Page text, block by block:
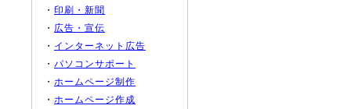
・ 印刷・新聞
・ 広告・宣伝
・ インターネット広告
・ パソコンサポート
・ ホームページ制作
・ ホームページ作成